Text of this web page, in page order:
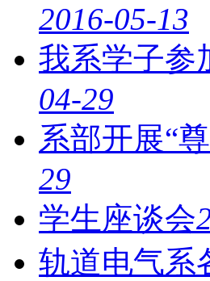
2016-05-13
我系学子
04-29
系部开展“
29
学生座谈会
轨道电气系